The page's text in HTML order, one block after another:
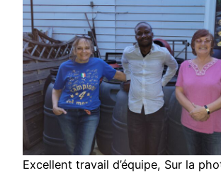
Excellent travail d’équipe, Sur la